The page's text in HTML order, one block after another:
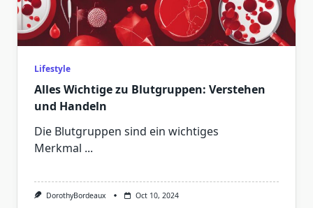
Lifestyle
Alles Wichtige zu Blutgruppen: Verstehen
und Handeln
Die Blutgruppen sind ein wichtiges
Merkmal ...
DorothyBordeaux Oct 10, 2024